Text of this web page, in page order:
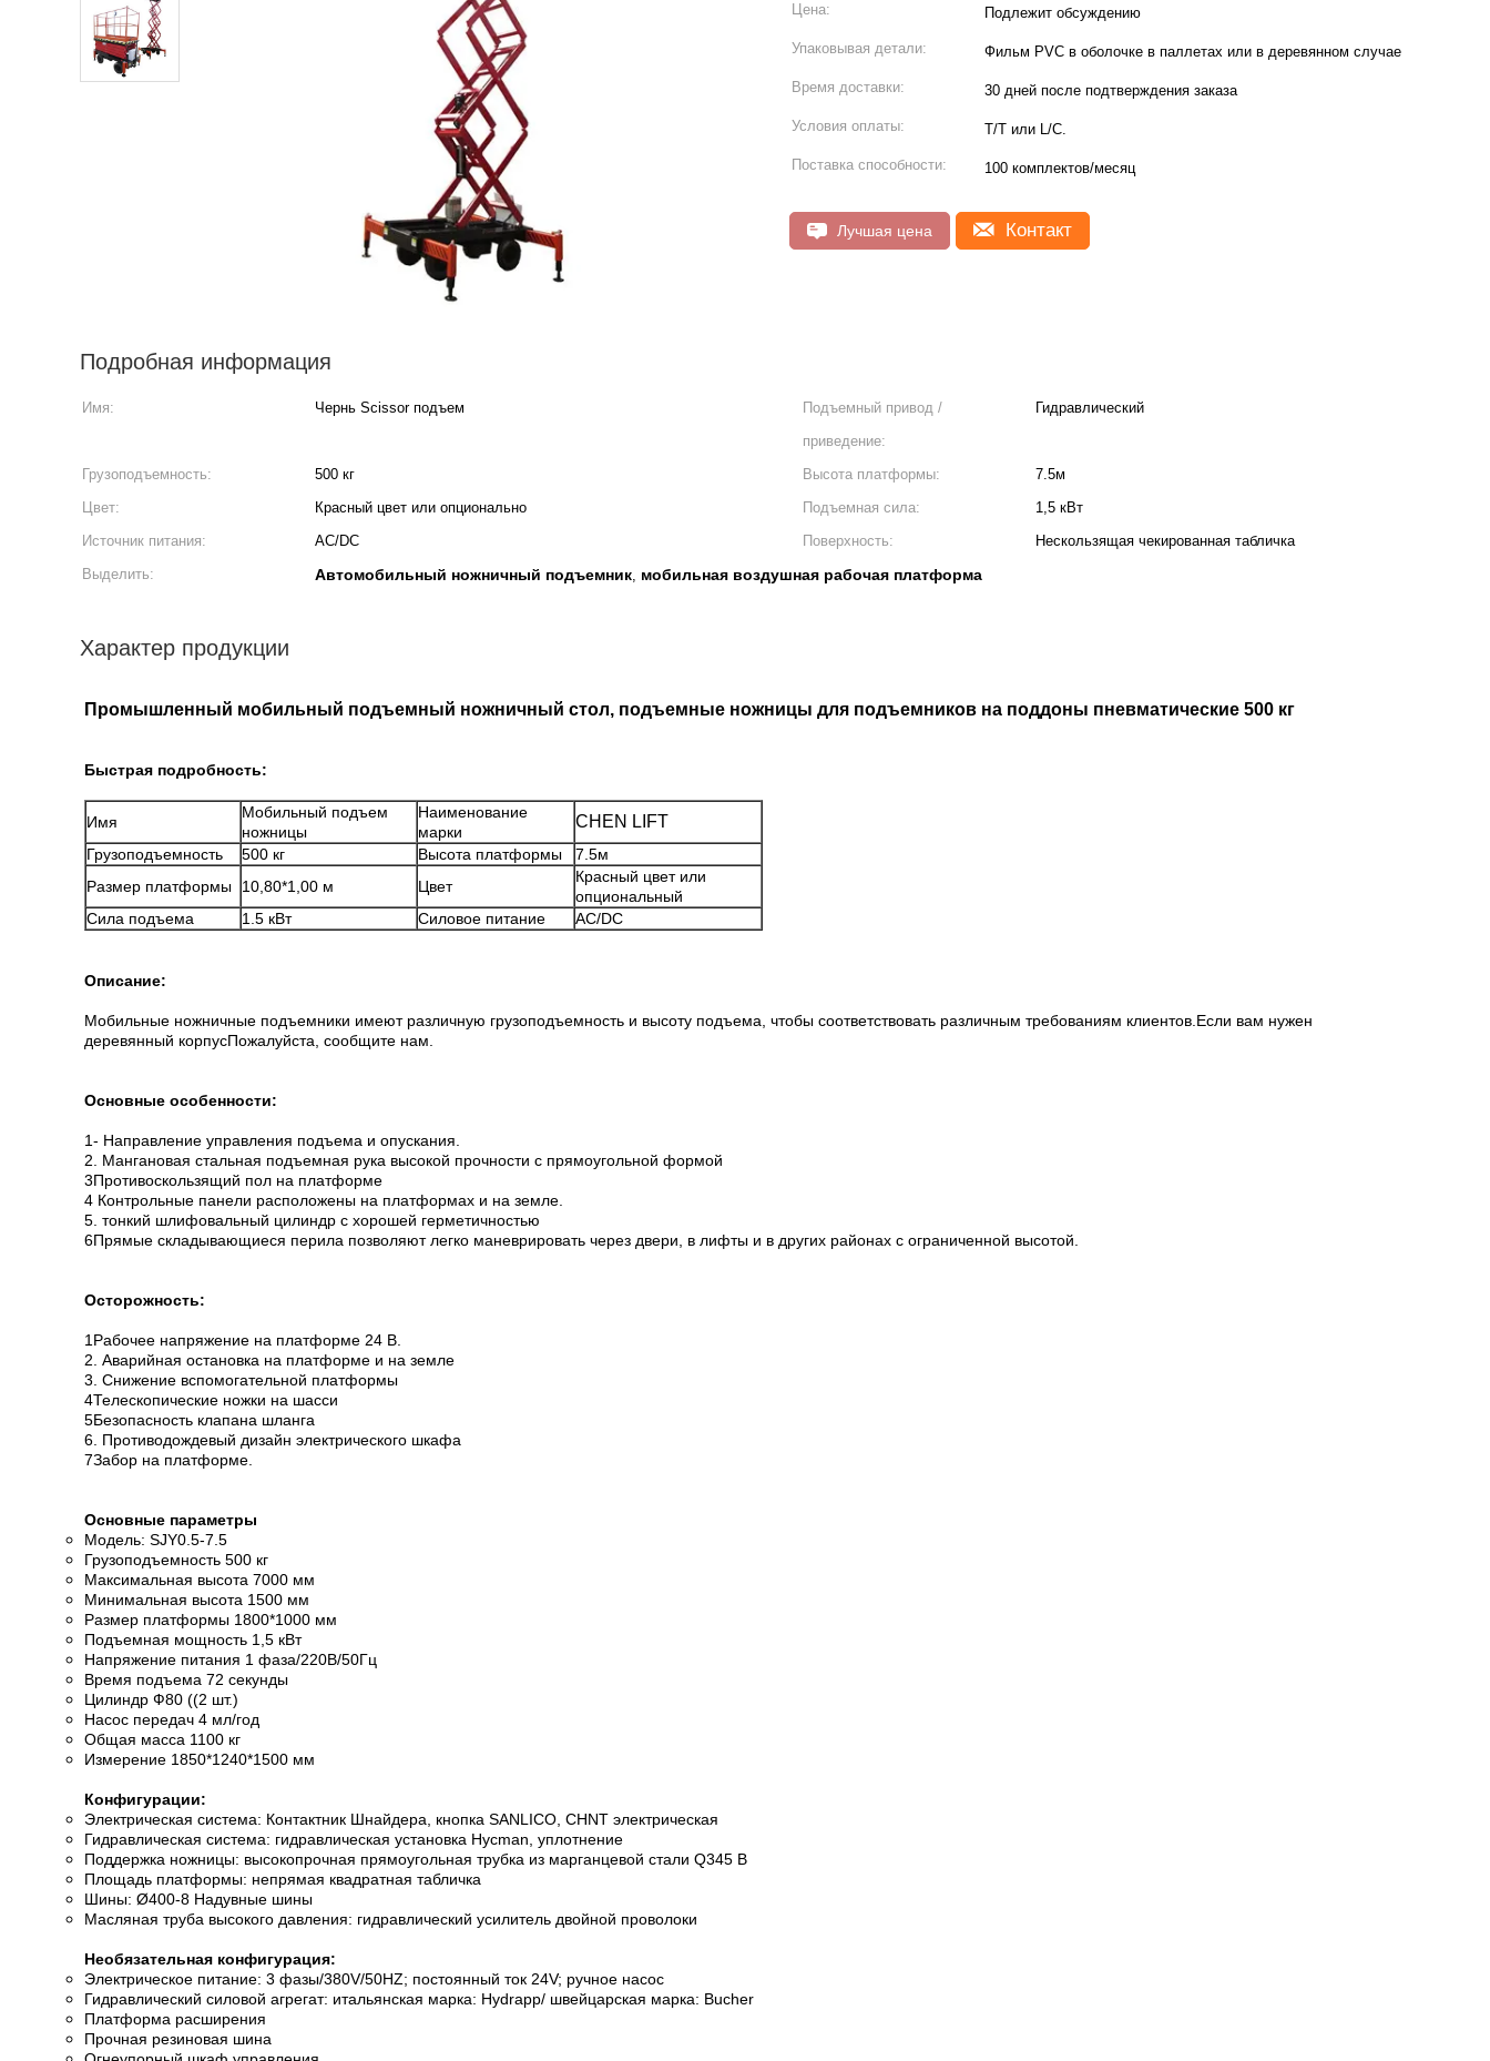
Цена: Подлежит обсуждению
Упаковывая детали: Фильм PVC в оболочке в паллетах или в деревянном случае
Время доставки: 30 дней после подтверждения заказа
Условия оплаты: T/T или L/C.
Поставка способности: 100 комплектов/месяц
Лучшая цена Контакт
Подробная информация
Имя: Чернь Scissor подъем
Подъемный привод /
приведение:
Гидравлический
Грузоподъемность: 500 кг Высота платформы:
7.5м
Цвет:
Красный цвет или опционально Подъемная сила:
1,5 кВт
Источник питания:
AC/DC Поверхность:
Нескользящая чекированная табличка
Выделить:
Автомобильный ножничный подъемник, мобильная воздушная рабочая платформа
Характер продукции
Промышленный мобильный подъемный ножничный стол, подъемные ножницы для подъемников на поддоны пневматические 500 кг
Быстрая подробность:
Имя
Мобильный подъем
ножницы
Наименование
марки
CHEN LIFT
Грузоподъемность 500 кг Высота платформы
7.5м
Размер платформы
10,80*1,00 м Цвет
Красный цвет или
опциональный
Сила подъема
1.5 кВт Силовое питание AC/DC
Описание:
Мобильные ножничные подъемники имеют различную грузоподъемность и высоту подъема, чтобы соответствовать различным требованиям клиентов.Если вам нужен
деревянный корпусПожалуйста, сообщите нам.
Основные особенности:
1- Направление управления подъема и опускания.
2. Мангановая стальная подъемная рука высокой прочности с прямоугольной формой
3Противоскользящий пол на платформе
4 Контрольные панели расположены на платформах и на земле.
5. тонкий шлифовальный цилиндр с хорошей герметичностью
6Прямые складывающиеся перила позволяют легко маневрировать через двери, в лифты и в других районах с ограниченной высотой.
Осторожность:
1Рабочее напряжение на платформе 24 В.
2. Аварийная остановка на платформе и на земле
3. Снижение вспомогательной платформы
4Телескопические ножки на шасси
5Безопасность клапана шланга
6. Противодождевый дизайн электрического шкафа
7Забор на платформе.
Основные параметры
Модель: SJY0.5-7.5
Грузоподъемность 500 кг
Максимальная высота 7000 мм
Минимальная высота 1500 мм
Размер платформы 1800*1000 мм
Подъемная мощность 1,5 кВт
Напряжение питания 1 фаза/220В/50Гц
Время подъема 72 секунды
Цилиндр Ф80 ((2 шт.)
Насос передач 4 мл/год
Общая масса 1100 кг
Измерение 1850*1240*1500 мм
Конфигурации:
Электрическая система: Контактник Шнайдера, кнопка SANLICO, CHNT электрическая
Гидравлическая система: гидравлическая установка Hycman, уплотнение
Поддержка ножницы: высокопрочная прямоугольная трубка из марганцевой стали Q345 B
Площадь платформы: непрямая квадратная табличка
Шины: Ø400-8 Надувные шины
Масляная труба высокого давления: гидравлический усилитель двойной проволоки
Необязательная конфигурация:
Электрическое питание: 3 фазы/380V/50HZ; постоянный ток 24V; ручное насос
Гидравлический силовой агрегат: итальянская марка: Hydrapp/ швейцарская марка: Bucher
Платформа расширения
Прочная резиновая шина